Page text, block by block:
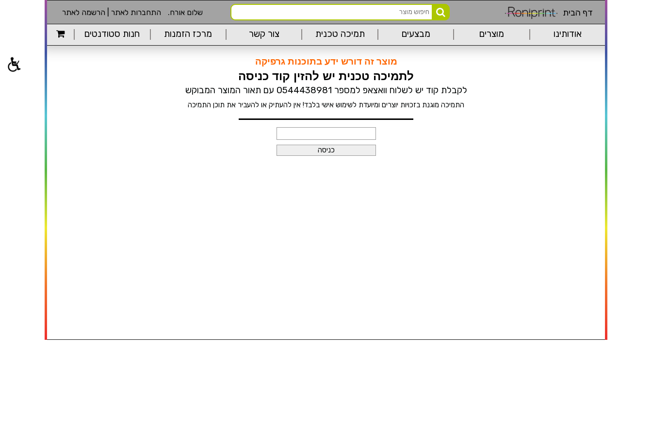
דף הבית שלום אורח. התחברות לאתר הרשמה לאתר
אודותינו מוצרים מבצעים תמיכה טכנית צור קשר מרכז הזמנות חנות סטודנטים
מוצר זה דורש ידע בתוכנות גרפיקה
לתמיכה טכנית יש להזין קוד כניסה
לקבלת קוד יש לשלוח וואצאפ למספר 0544438981 עם תאור המוצר המבוקש
התמיכה מוגנת בזכויות יוצרים ומיועדת לשימוש אישי בלבד! אין להעתיק או להעביר את תוכן התמיכה